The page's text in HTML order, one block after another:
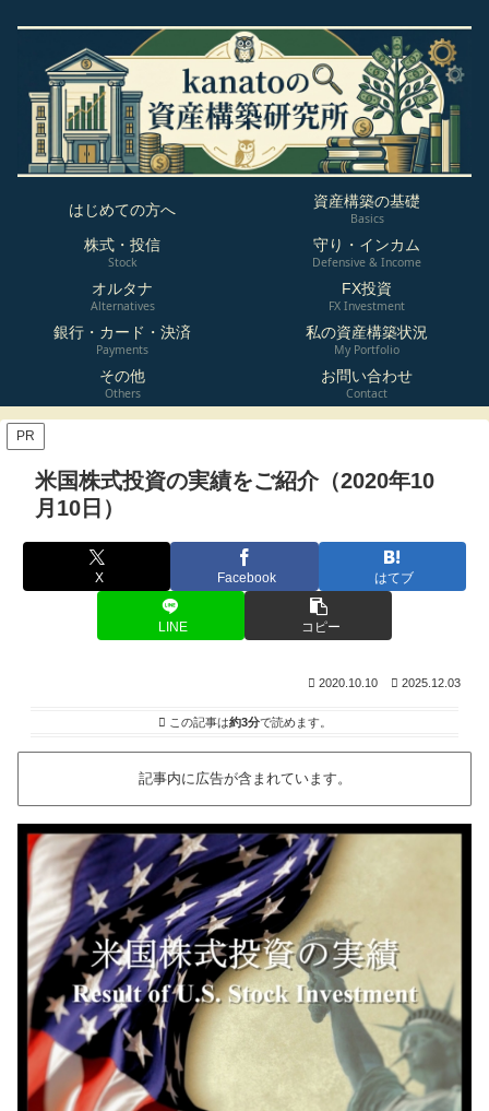
はじめての方へ 資産構築の基礎
Basics
株式・投信
Stock
守り・インカム
Defensive & Income
オルタナ
Alternatives
FX投資
FX Investment
銀行・カード・決済
Payments
私の資産構築状況
My Portfolio
その他
Others
お問い合わせ
Contact
PR
米国株式投資の実績をご紹介（2020年10
月10日）
X Facebook はてブ
LINE コピー
2020.10.10 2025.12.03
この記事は約3分で読めます。
記事内に広告が含まれています。